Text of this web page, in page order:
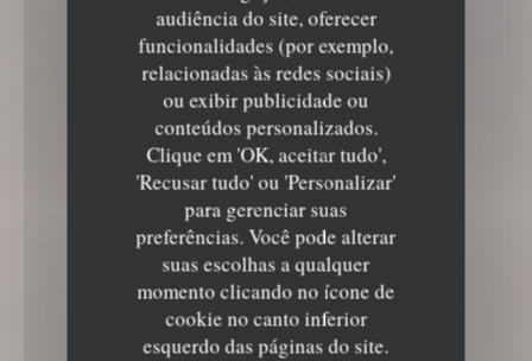
audiência do site, oferecer
funcionalidades (por exemplo,
relacionadas às redes sociais)
ou exibir publicidade ou
conteúdos personalizados.
Clique em 'OK, aceitar tudo',
'Recusar tudo' ou 'Personalizar'
para gerenciar suas
preferências. Você pode alterar
suas escolhas a qualquer
momento clicando no ícone de
cookie no canto inferior
esquerdo das páginas do site.